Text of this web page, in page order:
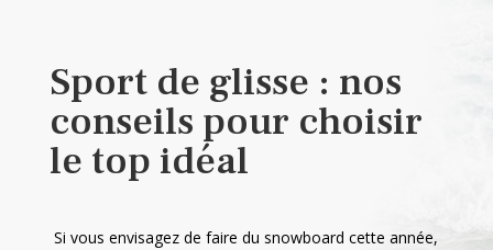
Sport de glisse : nos
conseils pour choisir
le top idéal
Si vous envisagez de faire du snowboard cette année,